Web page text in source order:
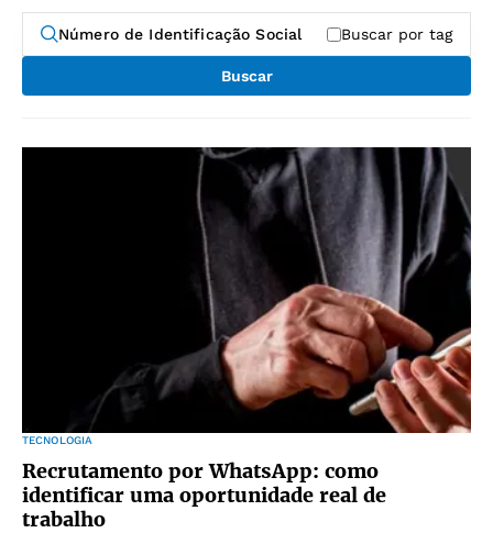
Buscar por tag
Buscar
TECNOLOGIA
Recrutamento por WhatsApp: como
identificar uma oportunidade real de
trabalho